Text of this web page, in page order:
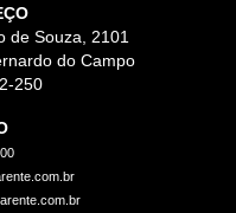
de Souza, 2101
do Campo
250